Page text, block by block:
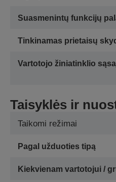
Suasmenintų funkcijų
Tinkinamas prietaisų
Vartotojo žiniatinklio
Taisyklės ir
Taikomi režimai
Pagal užduoties tipą
Kiekvienam vartotojui /